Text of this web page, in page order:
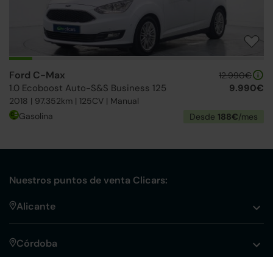
Ford C-Max
1.0 Ecoboost Auto-S&S Business 125
2018 | 97.352km | 125CV | Manual
12.990€
9.990€
Gasolina Desde 188€/mes
Nuestros puntos de venta Clicars:
Alicante
Córdoba